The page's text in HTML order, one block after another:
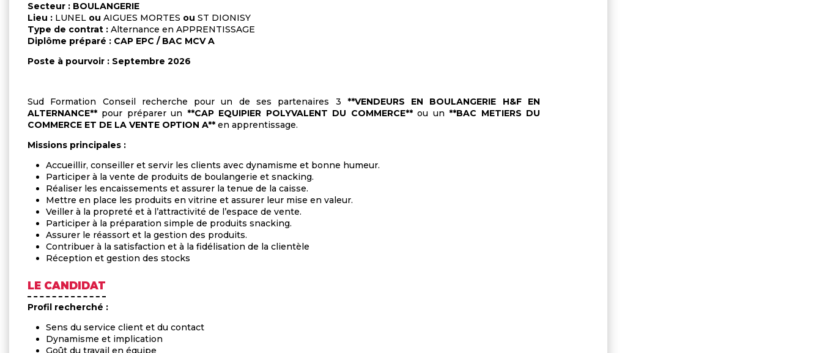
Secteur : BOULANGERIE
Lieu : LUNEL ou AIGUES MORTES ou ST DIONISY
Type de contrat : Alternance en APPRENTISSAGE
Diplôme préparé : CAP EPC / BAC MCV A
Poste à pourvoir : Septembre 2026
Sud Formation Conseil recherche pour un de ses partenaires 3 **VENDEURS EN BOULANGERIE H&F EN
ALTERNANCE** pour préparer un **CAP EQUIPIER POLYVALENT DU COMMERCE**ou un **BAC METIERS DU
COMMERCE ET DE LA VENTE OPTION A** en apprentissage.
Missions principales :
Accueillir, conseiller et servir les clients avec dynamisme et bonne humeur.
Participer à la vente de produits de boulangerie et snacking.
Réaliser les encaissements et assurer la tenue de la caisse.
Mettre en place les produits en vitrine et assurer leur mise en valeur.
Veiller à la propreté et à l’attractivité de l’espace de vente.
Participer à la préparation simple de produits snacking.
Assurer le réassort et la gestion des produits.
Contribuer à la satisfaction et à la fidélisation de la clientèle
Réception et gestion des stocks
LE CANDIDAT
Profil recherché :
Sens du service client et du contact
Dynamisme et implication
Goût du travail en équipe